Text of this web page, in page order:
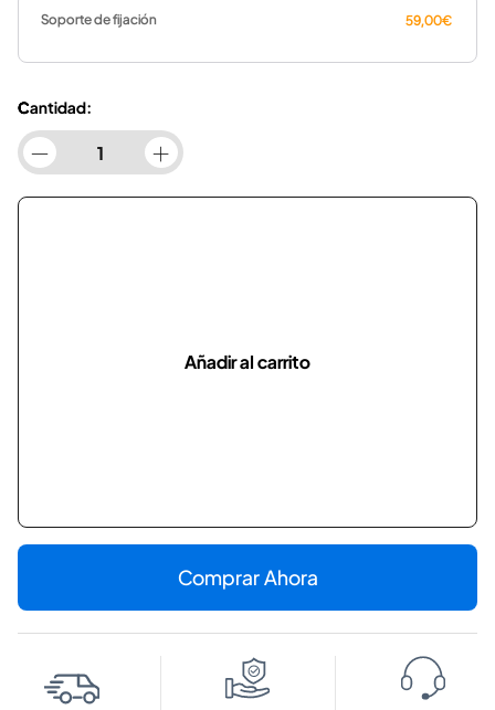
Soporte de fijación 59,00€
Cantidad:
Añadir al carrito
Comprar Ahora